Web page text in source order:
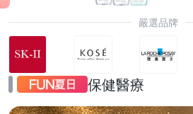
嚴選品牌
保健醫療